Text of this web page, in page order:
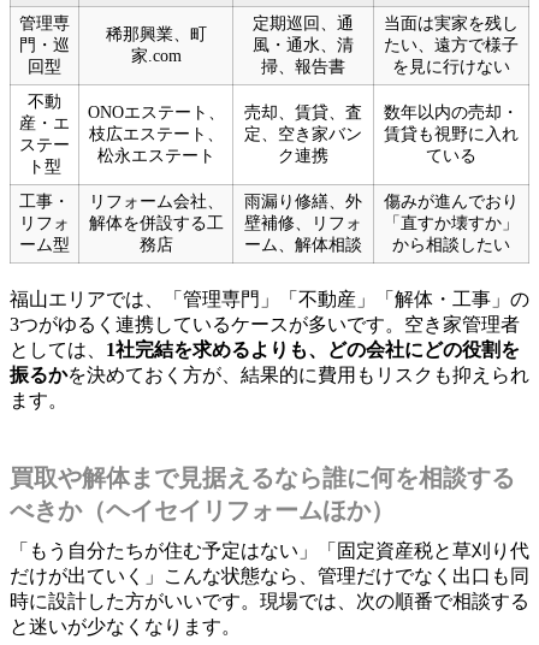
管理専
門・巡
回型
稀那興業、町
家.com
定期巡回、通
風・通水、清
掃、報告書
当面は実家を残し
たい、遠方で様子
を見に行けない
不動
産・エ
ステー
ト型
ONOエステート、
枝広エステート、
松永エステート
売却、賃貸、査
定、空き家バン
ク連携
数年以内の売却・
賃貸も視野に入れ
ている
工事・
リフォ
ーム型
リフォーム会社、
解体を併設する工
務店
雨漏り修繕、外
壁補修、リフォ
ーム、解体相談
傷みが進んでおり
「直すか壊すか」
から相談したい
福山エリアでは、「管理専門」「不動産」「解体・工事」の
3つがゆるく連携しているケースが多いです。空き家管理者
としては、 1社完結を求めるよりも、どの会社にどの役割を
振るかを決めておく方が、結果的に費用もリスクも抑えられ
ます。
買取や解体まで見据えるなら誰に何を相談する
べきか（ヘイセイリフォームほか）
「もう自分たちが住む予定はない」「固定資産税と草刈り代
だけが出ていく」こんな状態なら、管理だけでなく出口も同
時に設計した方がいいです。現場では、次の順番で相談する
と迷いが少なくなります。